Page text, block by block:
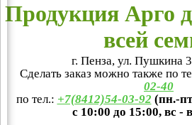
Продукция Арго
всей
г. Пенза, ул. Пушкина
Сделать заказ можно также по
02-40
по тел.: +7(8412)54-03-92 (пн.-
с 10:00 до 15:00, вс -